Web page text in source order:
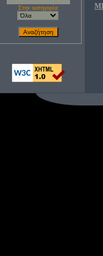
Στην κατηγορία: